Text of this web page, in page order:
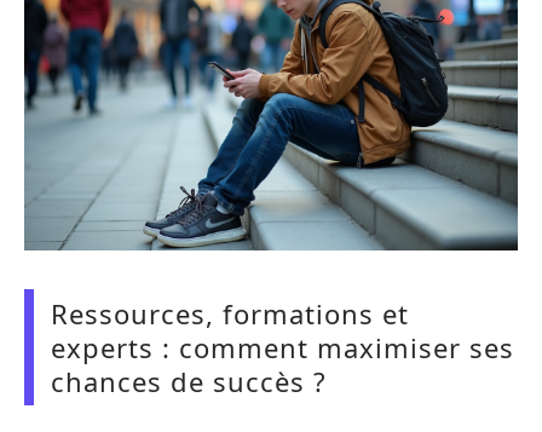
Ressources, formations et
experts : comment maximiser ses
chances de succès ?